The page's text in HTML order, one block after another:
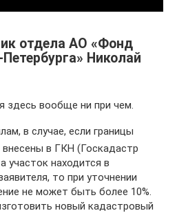
отдела АО «Фонд
Николай
здесь вообще ни при чем.
в случае, если границы
внесены в ГКН (Госкадастр
участок находится в
то при уточнении
не может быть более 10%.
новый кадастровый